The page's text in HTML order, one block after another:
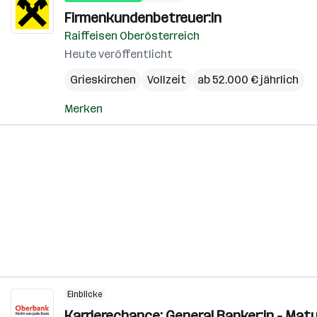
Firmenkundenbetreuer:in
Raiffeisen Oberösterreich
Heute veröffentlicht
Grieskirchen
Vollzeit ab 52.000 € jährlich
Merken
Einblicke